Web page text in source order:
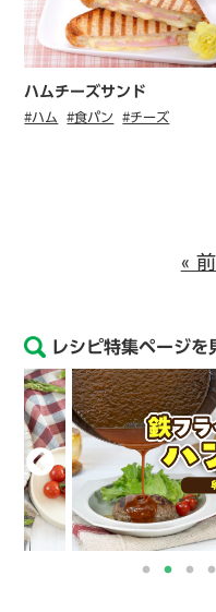
ハムチーズサンド
#ハム #食パン #チーズ
«
レシピ特集ページを